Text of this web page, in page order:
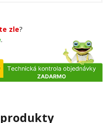
zle?
.